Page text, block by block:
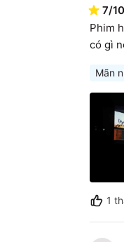
7/10
Phim
có gì
Mãn
1